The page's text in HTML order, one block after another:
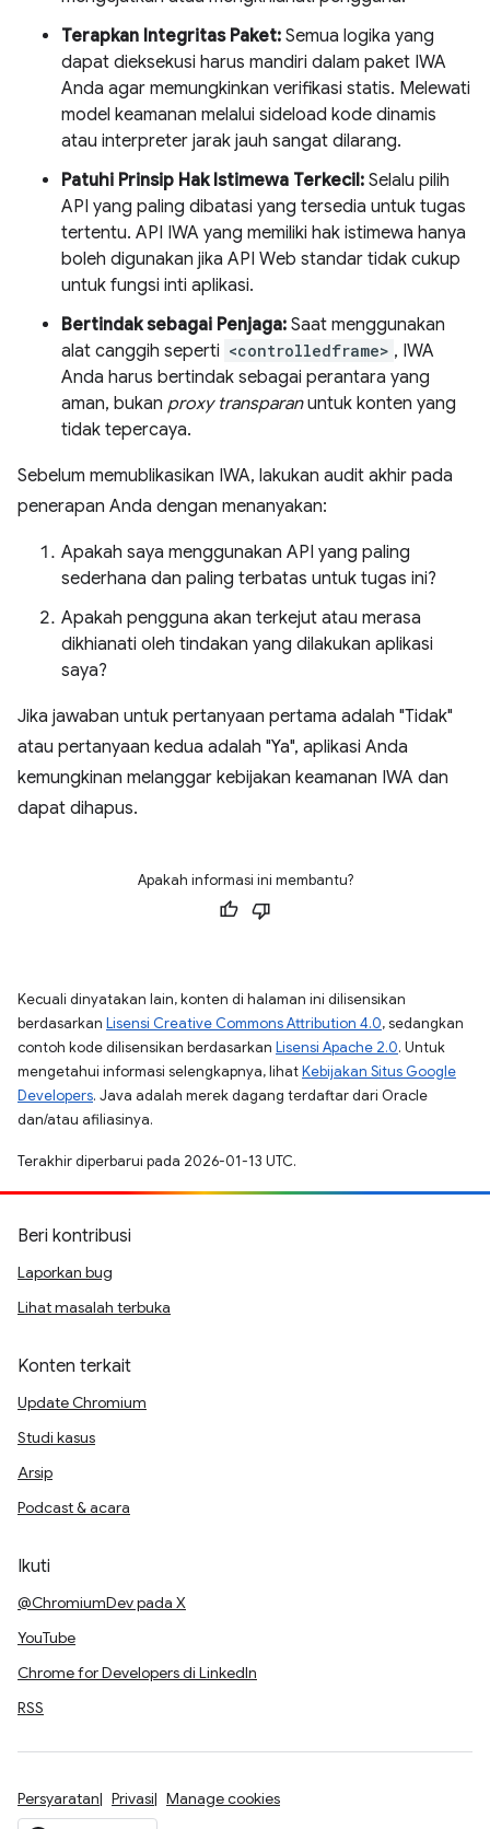
Terapkan Integritas Paket: Semua logika yang
dapat dieksekusi harus mandiri dalam paket IWA
Anda agar memungkinkan verifikasi statis. Melewati
model keamanan melalui sideload kode dinamis
atau interpreter jarak jauh sangat dilarang.
Patuhi Prinsip Hak Istimewa Terkecil: Selalu pilih
API yang paling dibatasi yang tersedia untuk tugas
tertentu. API IWA yang memiliki hak istimewa hanya
boleh digunakan jika API Web standar tidak cukup
untuk fungsi inti aplikasi.
Bertindak sebagai Penjaga: Saat menggunakan
alat canggih seperti <controlledframe> , IWA
Anda harus bertindak sebagai perantara yang
aman, bukan proxy transparanuntuk konten yang
tidak tepercaya.
Sebelum memublikasikan IWA, lakukan audit akhir pada
penerapan Anda dengan menanyakan:
Apakah saya menggunakan API yang paling
sederhana dan paling terbatas untuk tugas ini?
Apakah pengguna akan terkejut atau merasa
dikhianati oleh tindakan yang dilakukan aplikasi
saya?
Jika jawaban untuk pertanyaan pertama adalah "Tidak"
atau pertanyaan kedua adalah "Ya", aplikasi Anda
kemungkinan melanggar kebijakan keamanan IWA dan
dapat dihapus.
Apakah informasi ini membantu?
Kecuali dinyatakan lain, konten di halaman ini dilisensikan
berdasarkan Lisensi Creative Commons Attribution 4.0, sedangkan
contoh kode dilisensikan berdasarkan Lisensi Apache 2.0. Untuk
mengetahui informasi selengkapnya, lihatKebijakan Situs Google
Developers. Java adalah merek dagang terdaftar dari Oracle
dan/atau afiliasinya.
Terakhir diperbarui pada 2026-01-13 UTC.
Beri kontribusi
Laporkan bug
Lihat masalah terbuka
Konten terkait
Update Chromium
Studi kasus
Arsip
Podcast & acara
Ikuti
@ChromiumDev pada X
YouTube
Chrome for Developers di LinkedIn
RSS
Persyaratan Privasi Manage cookies